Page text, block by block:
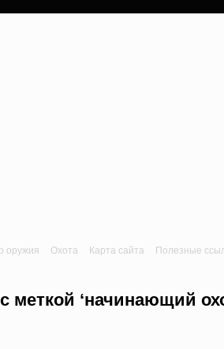
оружия Охота Карта сайта Полезные
меткой ‘начинающий